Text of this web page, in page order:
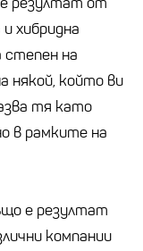
хибридна
степен на
някой, който ви
тя като
в рамките на
е резултат
компании